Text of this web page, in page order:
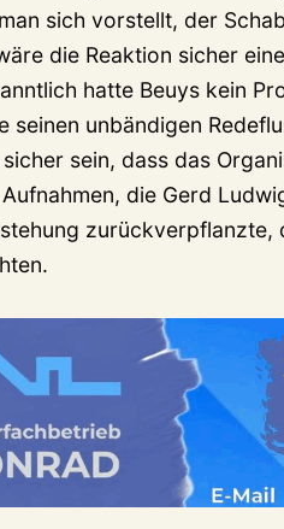
sich vorstellt, der
die Reaktion sicher
hatte Beuys kein
seinen unbändigen
sein, dass das
die Gerd
zurückverpflanzte,